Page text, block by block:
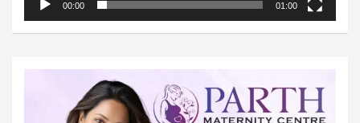
00:00 01:00